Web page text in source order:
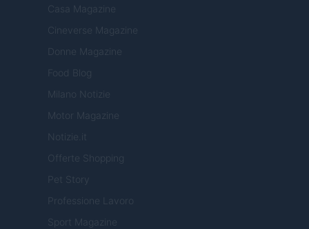
Casa Magazine
Cineverse Magazine
Donne Magazine
Food Blog
Milano Notizie
Motor Magazine
Notizie.it
Offerte Shopping
Pet Story
Professione Lavoro
Sport Magazine